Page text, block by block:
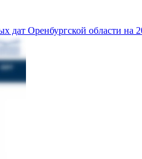
дат Оренбургской области на